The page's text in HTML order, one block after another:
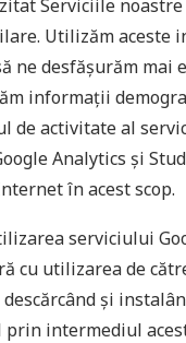
Serviciile
Utilizăm aceste
ne desfășurăm mai
informații
de activitate al
Analytics și
în acest scop.
serviciului
cu utilizarea de
și
intermediul